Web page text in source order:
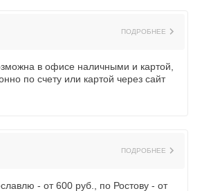
ПОДРОБНЕЕ
в офисе наличными и картой,
по счету или картой через сайт
ПОДРОБНЕЕ
- от 600 руб., по Ростову - от